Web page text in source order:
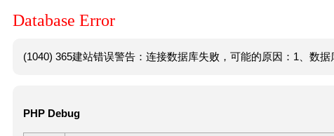
Database Error
(1040) 365建站错误警告：连接数据库失败，可能的原因：1、数据
PHP Debug